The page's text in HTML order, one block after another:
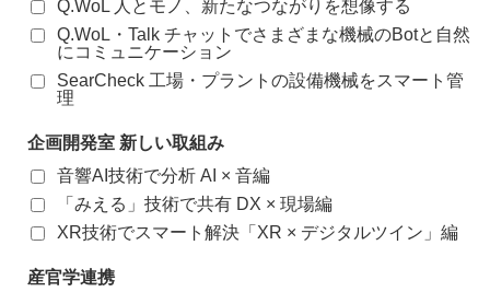
Q.WoL 人とモノ、新たなつながりを想像する
Q.WoL・Talk チャットでさまざまな機械のBotと自然
にコミュニケーション
SearCheck 工場・プラントの設備機械をスマート管
理
企画開発室 新しい取組み
音響AI技術で分析 AI × 音編
「みえる」技術で共有 DX × 現場編
XR技術でスマート解決「XR × デジタルツイン」編
産官学連携